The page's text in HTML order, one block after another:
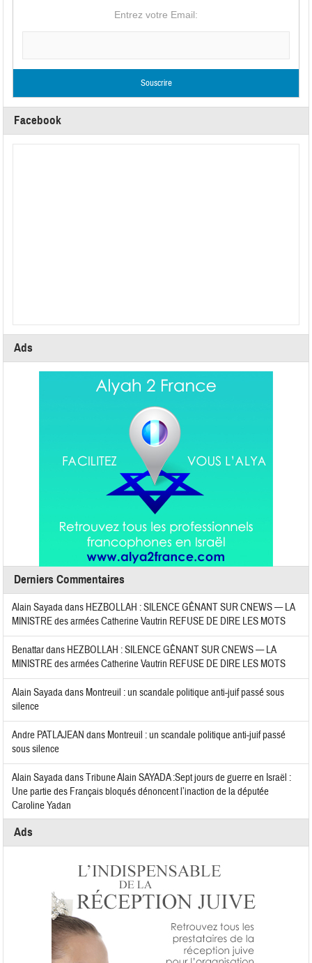
Entrez votre Email:
Facebook
Ads
Derniers Commentaires
Alain Sayadadans HEZBOLLAH : SILENCE GÊNANT SUR CNEWS — LA
MINISTRE des armées Catherine Vautrin REFUSE DE DIRE LES MOTS
Benattardans HEZBOLLAH : SILENCE GÊNANT SUR CNEWS — LA
MINISTRE des armées Catherine Vautrin REFUSE DE DIRE LES MOTS
Alain Sayadadans Montreuil : un scandale politique anti-juif passé sous
silence
Andre PATLAJEAN dans Montreuil : un scandale politique anti-juif passé
sous silence
Alain SayadadansTribune Alain SAYADA :Sept jours de guerre en Israël :
Une partie des Français bloqués dénoncent l’inaction de la députée
Caroline Yadan
Ads